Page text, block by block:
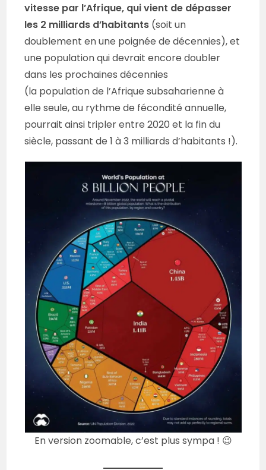
vitesse par l’Afrique, qui vient de dépasser
les 2 milliards d’habitants (soit un
doublement en une poignée de décennies), et
une population qui devrait encore doubler
dans les prochaines décennies
(la population de l’Afrique subsaharienne à
elle seule, au rythme de fécondité annuelle,
pourrait ainsi tripler entre 2020 et la fin du
siècle, passant de 1 à 3 milliards d’habitants !).
En version zoomable, c’est plus sympa ! 😉